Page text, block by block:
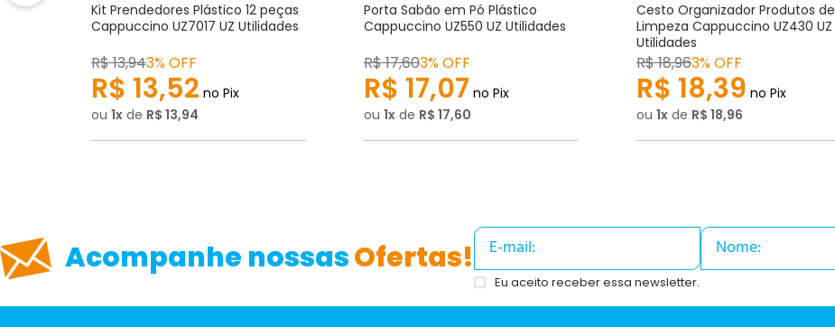
Escrever avaliação
Kit Prendedores Plástico 12 peças
Cappuccino UZ7017 UZ Utilidades
R$13,943% OFF
R$ 13,52 no Pix
ou 1 de R$ 13,94
Porta Sabão em Pó Plástico
Cappuccino UZ550 UZ Utilidades
R$17,603% OFF
R$ 17,07 no Pix
ou 1 de R$ 17,60
Cesto Organizador Produtos de
Limpeza Cappuccino UZ430 UZ
Utilidades
R$18,963% OFF
R$ 18,39 no Pix
ou 1 de R$ 18,96
Acompanhe nossasOfertas!
Eu aceito receber essa newsletter.